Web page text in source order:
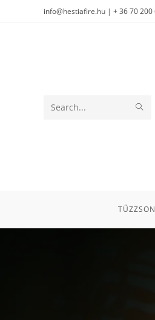
info@hestiafire.hu | + 36 70
Search